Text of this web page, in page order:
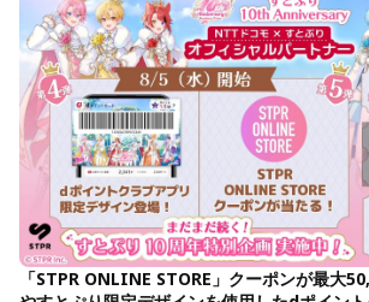
「STPR ONLINE STORE」クーポンが最大